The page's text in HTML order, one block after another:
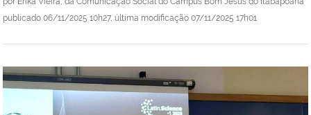
publicado 06/11/2025 10h27, última modificação 07/11/2025 17h01